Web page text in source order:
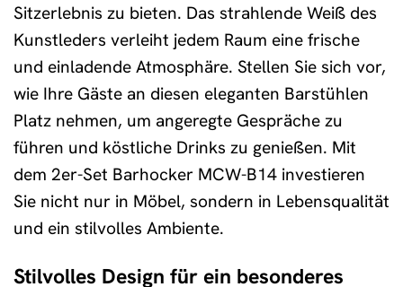
Sitzerlebnis zu bieten. Das strahlende Weiß des
Kunstleders verleiht jedem Raum eine frische
und einladende Atmosphäre. Stellen Sie sich vor,
wie Ihre Gäste an diesen eleganten Barstühlen
Platz nehmen, um angeregte Gespräche zu
führen und köstliche Drinks zu genießen. Mit
dem 2er-Set Barhocker MCW-B14 investieren
Sie nicht nur in Möbel, sondern in Lebensqualität
und ein stilvolles Ambiente.
Stilvolles Design für ein besonderes